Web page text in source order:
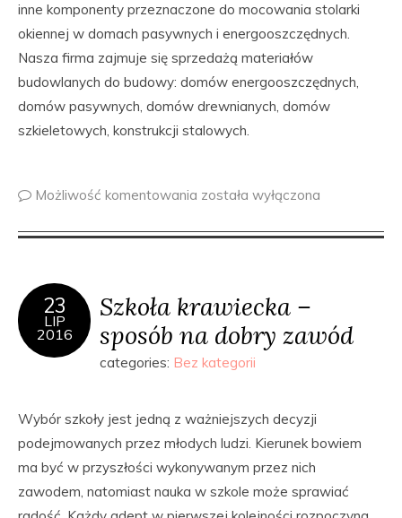
inne komponenty przeznaczone do mocowania stolarki
okiennej w domach pasywnych i energooszczędnych.
Nasza firma zajmuje się sprzedażą materiałów
budowlanych do budowy: domów energooszczędnych,
domów pasywnych, domów drewnianych, domów
szkieletowych, konstrukcji stalowych.
Możliwość komentowania została wyłączona
23
LIP
2016
Szkoła krawiecka –
sposób na dobry zawód
categories: Bez kategorii
Wybór szkoły jest jedną z ważniejszych decyzji
podejmowanych przez młodych ludzi. Kierunek bowiem
ma być w przyszłości wykonywanym przez nich
zawodem, natomiast nauka w szkole może sprawiać